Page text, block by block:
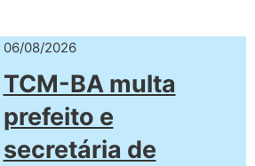
06/08/2026
TCM-BA multa
prefeito e
secretária de